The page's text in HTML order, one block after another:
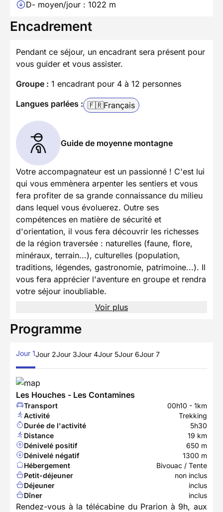
D- moyen/jour : 1022 m
Encadrement
Pendant ce séjour, un encadrant sera présent pour
vous guider et vous assister.
Groupe : 1 encadrant pour 4 à 12 personnes
Langues parlées : 🇫🇷Français
Guide de moyenne montagne
Votre accompagnateur est un passionné ! C'est lui
qui vous emmènera arpenter les sentiers et vous
fera profiter de sa grande connaissance du milieu
dans lequel vous évoluerez. Outre ses
compétences en matière de sécurité et
d'orientation, il vous fera découvrir les richesses
de la région traversée : naturelles (faune, flore,
minéraux, terrain...), culturelles (population,
traditions, légendes, gastronomie, patrimoine...). Il
vous fera apprécier l'aventure en groupe et rendra
votre séjour inoubliable.
Voir plus
Programme
Jour 1Jour 2Jour 3Jour 4Jour 5Jour 6Jour 7
Les Houches - Les Contamines
Transport
00h10 - 1km
Activité
Trekking
Durée de l'activité
5h30
Distance
19 km
Dénivelé positif
650 m
Dénivelé négatif
1300 m
Hébergement
Bivouac / Tente
Petit-déjeuner
non inclus
Déjeuner
inclus
Dîner
inclus
Rendez-vous à la télécabine du Prarion à 9h, aux